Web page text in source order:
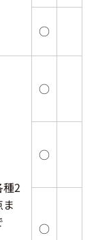
○
種2
ま
○
○
○